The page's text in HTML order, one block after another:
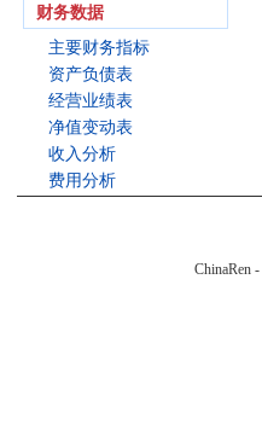
财务数据
主要财务指标
资产负债表
经营业绩表
净值变动表
收入分析
费用分析
ChinaRen -